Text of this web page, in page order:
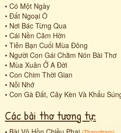
• Có Một Ngày
• Đất Ngoại Ô
• Nơi Bác Từng Qua
• Cái Nền Căm Hờn
• Tiễn Bạn Cuối Mùa Đông
• Người Con Gái Chằm Nón Bài Thơ
• Mùa Xuân Ở A Đời
• Con Chim Thời Gian
• Nỗi Nhớ
• Con Gà Đất, Cây Kèn Và Khẩu
Các bài thơ tương tự: